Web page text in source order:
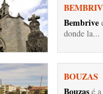
Bembrive
donde la...
BOUZAS
Bouzas é